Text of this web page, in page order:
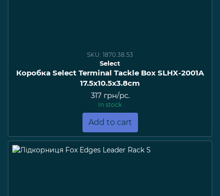
SKU: 1870.38.53
Select
Коробка Select Terminal Tackle Box SLHX-2001A
17.5x10.5x3.8cm
317 грн/pc.
In stock
Add to cart